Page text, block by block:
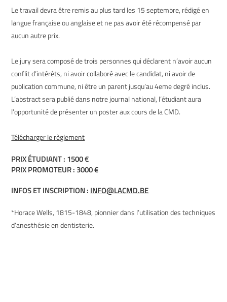
Le travail devra être remis au plus tard les 15 septembre, rédigé en
langue française ou anglaise et ne pas avoir été récompensé par
aucun autre prix.
Le jury sera composé de trois personnes qui déclarent n’avoir aucun
conflit d’intérêts, ni avoir collaboré avec le candidat, ni avoir de
publication commune, ni être un parent jusqu’au 4eme degré inclus.
L’abstract sera publié dans notre journal national, l’étudiant aura
l’opportunité de présenter un poster aux cours de la CMD.
Télécharger le règlement
PRIX ÉTUDIANT : 1500 €
PRIX PROMOTEUR : 3000 €
INFOS ET INSCRIPTION : INFO@LACMD.BE
*Horace Wells, 1815-1848, pionnier dans l’utilisation des techniques
d’anesthésie en dentisterie.